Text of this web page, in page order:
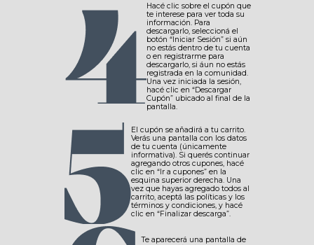
Hacé clic sobre el cupón que
te interese para ver toda su
información. Para
descargarlo, seleccioná el
botón “Iniciar Sesión” si aún
no estás dentro de tu cuenta
o en registrarme para
descargarlo, si áun no estás
registrada en la comunidad.
Una vez iniciada la sesión,
hacé clic en “Descargar
Cupón” ubicado al final de la
pantalla.
El cupón se añadirá a tu carrito.
Verás una pantalla con los datos
de tu cuenta (únicamente
informativa). Si querés continuar
agregando otros cupones, hacé
clic en “Ir a cupones” en la
esquina superior derecha. Una
vez que hayas agregado todos al
carrito, aceptá las políticas y los
términos y condiciones, y hacé
clic en “Finalizar descarga”.
Te aparecerá una pantalla de